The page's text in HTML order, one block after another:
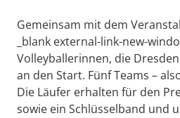
Gemeinsam mit dem
_blank external-link-new-
Volleyballerinnen, die
an den Start. Fünf Teams –
Die Läufer erhalten für den
sowie ein Schlüsselband und